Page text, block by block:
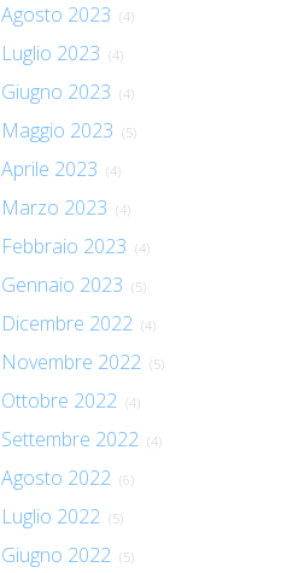
Agosto 2023 (4)
Luglio 2023 (4)
Giugno 2023 (4)
Maggio 2023 (5)
Aprile 2023 (4)
Marzo 2023 (4)
Febbraio 2023 (4)
Gennaio 2023 (5)
Dicembre 2022 (4)
Novembre 2022 (5)
Ottobre 2022 (4)
Settembre 2022 (4)
Agosto 2022 (6)
Luglio 2022 (5)
Giugno 2022 (5)